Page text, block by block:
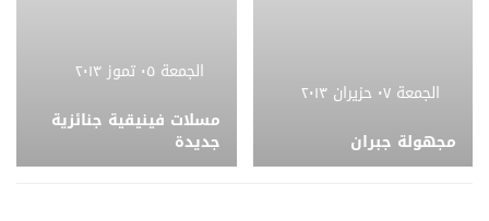
الجمعة ٠٧ حزيران ٢٠١٣
مجهولة جبران
الجمعة ٠٥ تموز ٢٠١٣
مسلات فينيقية جنائزية
جديدة